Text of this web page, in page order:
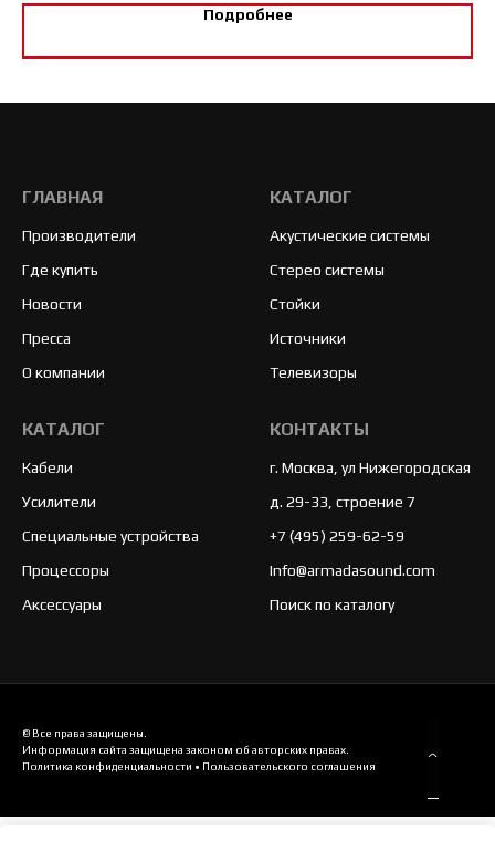
Подробнее
ГЛАВНАЯ
Производители
Где купить
Новости
Пресса
О компании
КАТАЛОГ
Акустические системы
Стерео системы
Стойки
Источники
Телевизоры
КАТАЛОГ
Кабели
Усилители
Специальные устройства
Процессоры
Аксессуары
КОНТАКТЫ
г. Москва, ул Нижегородская
д. 29-33, строение 7
+7 (495) 259-62-59
Info@armadasound.com
Поиск по каталогу
© Все права защищены.
Информация сайта защищена законом об авторских правах.
Политика конфиденциальности • Пользовательского соглашения